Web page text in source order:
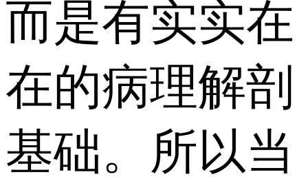
而是有实实在
在的病理解剖
基础。所以当